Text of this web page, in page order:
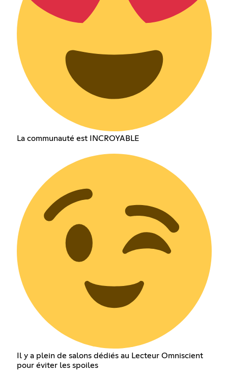
La communauté est INCROYABLE
Il y a plein de salons dédiés au Lecteur Omniscient
pour éviter les spoiles